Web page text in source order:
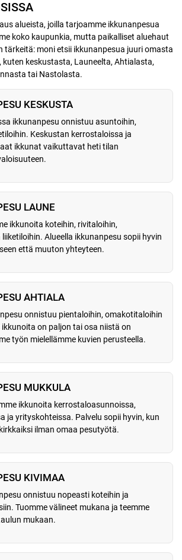
alueista, joilla tarjoamme ikkunanpesua
koko kaupunkia, mutta paikalliset aluehaut
tärkeitä: moni etsii ikkunanpesua juuri omasta
keskustasta, Launeelta, Ahtialasta,
tai Nastolasta.
KESKUSTA
ikkunanpesu onnistuu asuntoihin,
Keskustan kerrostaloissa ja
ikkunat vaikuttavat heti tilan
LAUNE
ikkunoita koteihin, rivitaloihin,
Alueella ikkunanpesu sopii hyvin
että muuton yhteyteen.
AHTIALA
onnistuu pientaloihin, omakotitaloihin
on paljon tai osa niistä on
työn mielellämme kuvien perusteella.
MUKKULA
ikkunoita kerrostaloasunnoissa,
ja yrityskohteissa. Palvelu sopii hyvin, kun
ilman omaa pesutyötä.
KIVIMAA
onnistuu nopeasti koteihin ja
Tuomme välineet mukana ja teemme
mukaan.